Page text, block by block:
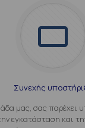
Συνεχής
μας, σας παρέχει
εγκατάσταση και